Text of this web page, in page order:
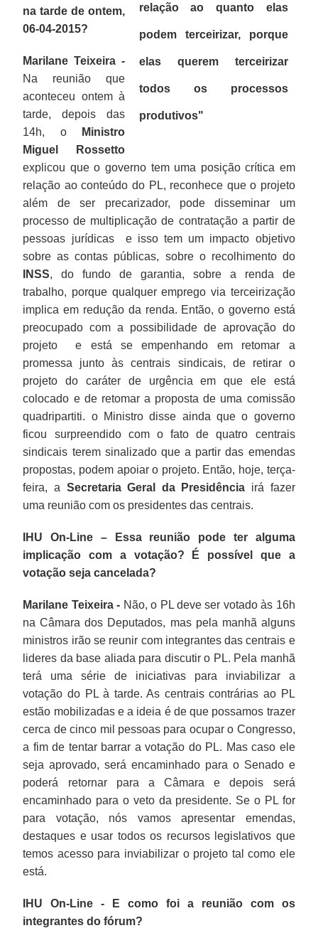
relação ao quanto elas
podem terceirizar, porque
elas querem terceirizar
todos os processos
produtivos"
na tarde de ontem,
06-04-2015?
Marilane Teixeira -
Na reunião que
aconteceu ontem à
tarde, depois das
14h, o
Ministro
Miguel Rossetto
explicou que o governo tem uma posição crítica em
relação ao conteúdo do PL, reconhece que o projeto
além de ser precarizador, pode disseminar um
processo de multiplicação de contratação a partir de
pessoas jurídicas e isso tem um impacto objetivo
sobre as contas públicas, sobre o recolhimento do
INSS, do fundo de garantia, sobre a renda de
trabalho, porque qualquer emprego via terceirização
implica em redução da renda. Então, o governo está
preocupado com a possibilidade de aprovação do
projeto e está se empenhando em retomar a
promessa junto às centrais sindicais, de retirar o
projeto do caráter de urgência em que ele está
colocado e de retomar a proposta de uma comissão
quadripartiti. o Ministro disse ainda que o governo
ficou surpreendido com o fato de quatro centrais
sindicais terem sinalizado que a partir das emendas
propostas, podem apoiar o projeto. Então, hoje, terça-
feira, a Secretaria Geral da Presidência irá fazer
uma reunião com os presidentes das centrais.
IHU On-Line – Essa reunião pode ter alguma
implicação com a votação? É possível que a
votação seja cancelada?
Marilane Teixeira - Não, o PL deve ser votado às 16h
na Câmara dos Deputados, mas pela manhã alguns
ministros irão se reunir com integrantes das centrais e
lideres da base aliada para discutir o PL. Pela manhã
terá uma série de iniciativas para inviabilizar a
votação do PL à tarde. As centrais contrárias ao PL
estão mobilizadas e a ideia é de que possamos trazer
cerca de cinco mil pessoas para ocupar o Congresso,
a fim de tentar barrar a votação do PL. Mas caso ele
seja aprovado, será encaminhado para o Senado e
poderá retornar para a Câmara e depois será
encaminhado para o veto da presidente. Se o PL for
para votação, nós vamos apresentar emendas,
destaques e usar todos os recursos legislativos que
temos acesso para inviabilizar o projeto tal como ele
está.
IHU On-Line - E como foi a reunião com os
integrantes do fórum?